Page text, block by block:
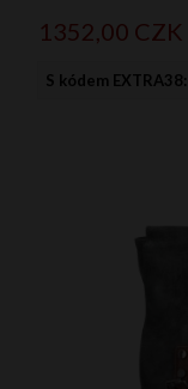
1352,00 CZK
S kódem EXTRA38: